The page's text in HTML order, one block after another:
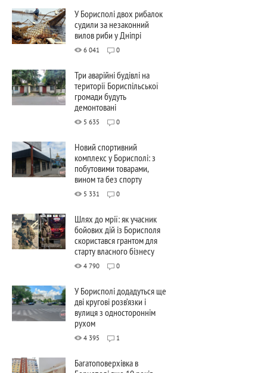
У Борисполі двох рибалок
судили за незаконний
вилов риби у Дніпрі
6 041 0
Три аварійні будівлі на
території Бориспільської
громади будуть
демонтовані
5 635 0
Новий спортивний
комплекс у Борисполі: з
побутовими товарами,
вином та без спорту
5 331 0
Шлях до мрії: як учасник
бойових дій із Борисполя
скористався грантом для
старту власного бізнесу
4 790 0
У Борисполі додадуться ще
дві кругові розв’язки і
вулиця з одностороннім
рухом
4 395 1
Багатоповерхівка в